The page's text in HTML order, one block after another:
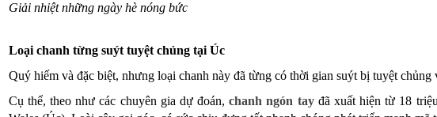
Giải nhiệt những ngày hè nóng bức
Loại chanh từng suýt tuyệt chủng tại Úc
Quý hiếm và đặc biệt, nhưng loại chanh này đã từng có thời gian suýt bị tuyệt chủng
Cụ thể, theo như các chuyên gia dự đoán,chanh ngón tayđã xuất hiện từ 18